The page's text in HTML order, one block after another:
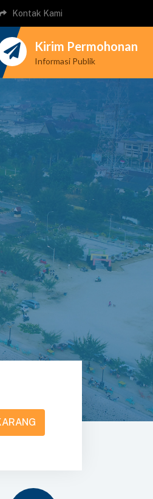
Kontak Kami
Kirim Permohonan
Informasi Publik